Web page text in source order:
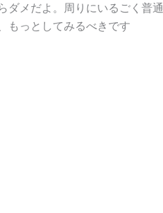
ダメだよ。周りにいるごく普
もっとしてみるべきです